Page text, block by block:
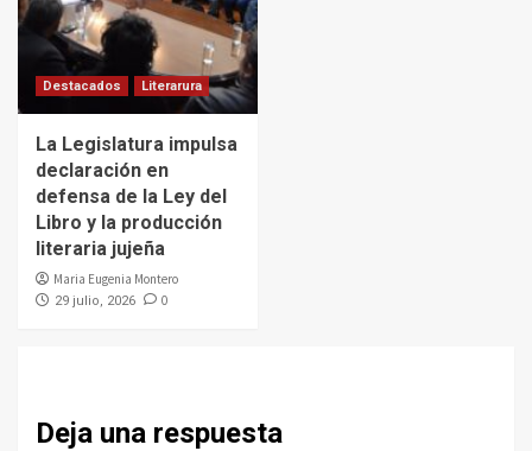
Destacados Literarura
La Legislatura impulsa
declaración en
defensa de la Ley del
Libro y la producción
literaria jujeña
Maria Eugenia Montero
29 julio, 2026 0
Deja una respuesta